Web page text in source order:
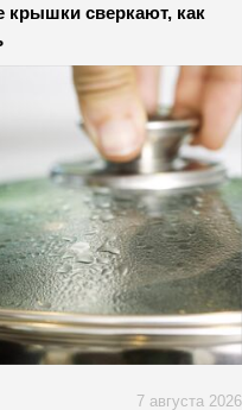
крышки сверкают, как
7 августа 2026